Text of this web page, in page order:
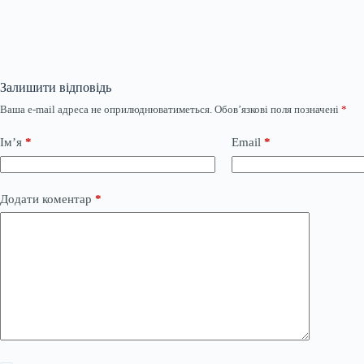
Залишити відповідь
Ваша e-mail адреса не оприлюднюватиметься. Обов’язкові поля позначені *
Ім’я * Email *
Додати коментар *